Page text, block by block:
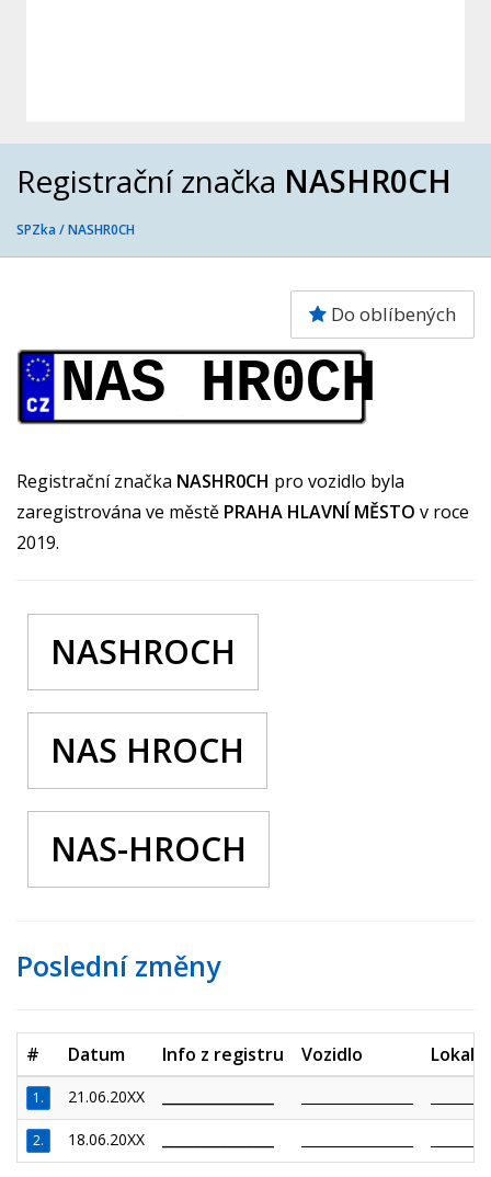
Registrační značka NASHR0CH
SPZka /NASHR0CH
Do oblíbených
NAS HR0CH
Registrační značka NASHR0CH pro vozidlo byla
zaregistrována ve městě PRAHA HLAVNÍ MĚSTO v roce
2019.
NASHROCH
NAS HROCH
NAS-HROCH
Poslední změny
# Datum Info z registru Vozidlo
1. 21.06.20XX
2. 18.06.20XX